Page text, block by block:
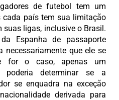
de futebol tem um
cada país tem sua limitação
suas ligas, inclusive o Brasil.
Espanha de passaporte
que ele se
for o caso, apenas um
poderia determinar se a
se enquadra na exceção
derivada para